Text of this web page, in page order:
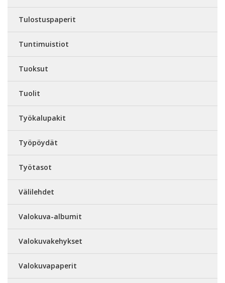
Tulostuspaperit
Tuntimuistiot
Tuoksut
Tuolit
Työkalupakit
Työpöydät
Työtasot
Välilehdet
Valokuva-albumit
Valokuvakehykset
Valokuvapaperit